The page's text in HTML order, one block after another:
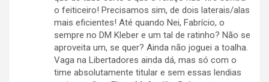
o feiticeiro! Precisamos sim, de dois laterais/alas
mais eficientes! Até quando Nei, Fabrício, o
sempre no DM Kleber e um tal de ratinho? Não se
aproveita um, se quer? Ainda não joguei a toalha.
Vaga na Libertadores ainda dá, mas só com o
time absolutamente titular e sem essas lendias